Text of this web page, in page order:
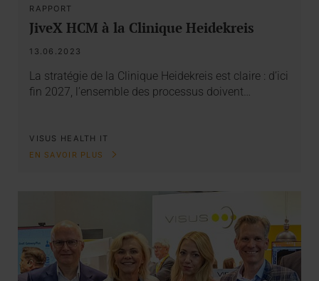
RAPPORT
JiveX HCM à la Clinique Heidekreis
13.06.2023
La stratégie de la Clinique Heidekreis est claire : d’ici
fin 2027, l’ensemble des processus doivent…
VISUS HEALTH IT
EN SAVOIR PLUS